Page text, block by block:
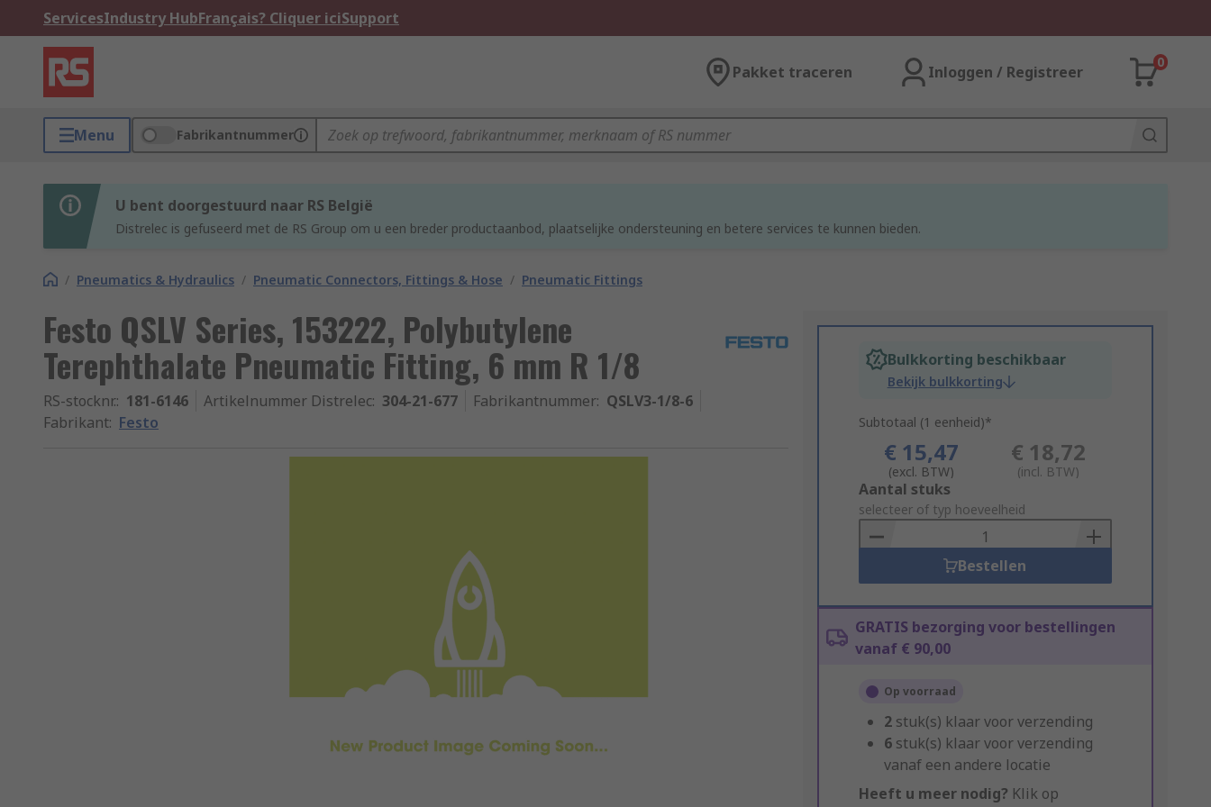
ServicesIndustry HubFrançais? Cliquer iciSupport
Pakket traceren Inloggen / Registreer
0
Menu Fabrikantnummer
U bent doorgestuurd naar RS België
Distrelec is gefuseerd met de RS Group om u een breder productaanbod, plaatselijke ondersteuning en betere services te kunnen bieden.
/ Pneumatics & Hydraulics / Pneumatic Connectors, Fittings & Hose / Pneumatic Fittings
Festo QSLV Series, 153222, Polybutylene
Terephthalate Pneumatic Fitting, 6 mm R 1/8
RS-stocknr.: 181-6146 Artikelnummer Distrelec: 304-21-677 Fabrikantnummer: QSLV3-1/8-6
Fabrikant: Festo
Bulkkorting beschikbaar
Bekijk bulkkorting
Subtotaal (1 eenheid)*
€ 15,47
(excl. BTW)
€ 18,72
(incl. BTW)
Add
to
Basket
Aantal stuks
selecteer of typ hoeveelheid
Bestellen
GRATIS bezorging voor bestellingen
vanaf € 90,00
Op voorraad
2 stuk(s) klaar voor verzending
6 stuk(s) klaar voor verzending
vanaf een andere locatie
Heeft u meer nodig? Klik op